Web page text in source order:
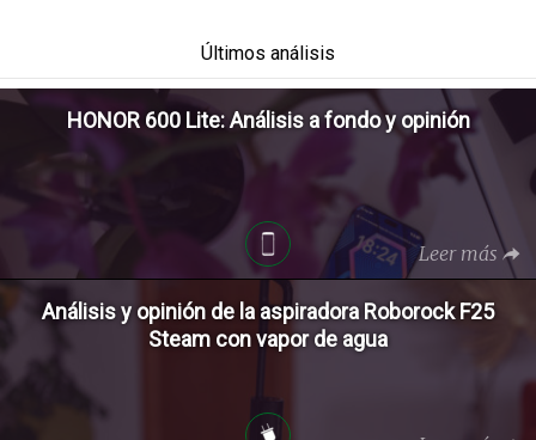
Últimos análisis
HONOR 600 Lite: Análisis a fondo y opinión
Leer más
Análisis y opinión de la aspiradora Roborock F25
Steam con vapor de agua